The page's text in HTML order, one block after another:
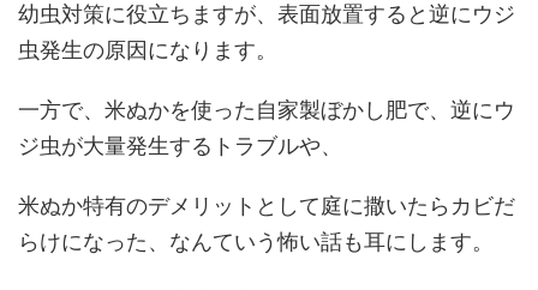
幼虫対策に役立ちますが、表面放置すると逆にウジ
虫発生の原因になります。
一方で、米ぬかを使った自家製ぼかし肥で、逆にウ
ジ虫が大量発生するトラブルや、
米ぬか特有のデメリットとして庭に撒いたらカビだ
らけになった、なんていう怖い話も耳にします。